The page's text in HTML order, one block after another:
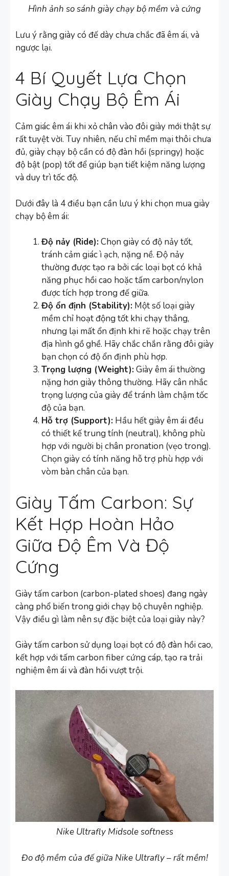
Hình ảnh so sánh giày chạy bộ mềm và cứng
Lưu ý rằng giày có đế dày chưa chắc đã êm ái, và
ngược lại.
4 Bí Quyết Lựa Chọn
Giày Chạy Bộ Êm Ái
Cảm giác êm ái khi xỏ chân vào đôi giày mới thật sự
rất tuyệt vời. Tuy nhiên, nếu chỉ mềm mại thôi chưa
đủ, giày chạy bộ cần có độ đàn hồi (springy) hoặc
độ bật (pop) tốt để giúp bạn tiết kiệm năng lượng
và duy trì tốc độ.
Dưới đây là 4 điều bạn cần lưu ý khi chọn mua giày
chạy bộ êm ái:
Độ nảy (Ride):Chọn giày có độ nảy tốt,
tránh cảm giác ì ạch, nặng nề. Độ nảy
thường được tạo ra bởi các loại bọt có khả
năng phục hồi cao hoặc tấm carbon/nylon
được tích hợp trong đế giữa.
Độ ổn định (Stability): Một số loại giày
mềm chỉ hoạt động tốt khi chạy thẳng,
nhưng lại mất ổn định khi rẽ hoặc chạy trên
địa hình gồ ghề. Hãy chắc chắn rằng đôi giày
bạn chọn có độ ổn định phù hợp.
Trọng lượng (Weight):Giày êm ái thường
nặng hơn giày thông thường. Hãy cân nhắc
trọng lượng của giày để tránh làm chậm tốc
độ của bạn.
Hỗ trợ (Support): Hầu hết giày êm ái đều
có thiết kế trung tính (neutral), không phù
hợp với người bị chân pronation (vẹo trong).
Chọn giày có tính năng hỗ trợ phù hợp với
vòm bàn chân của bạn.
Giày Tấm Carbon: Sự
Kết Hợp Hoàn Hảo
Giữa Độ Êm Và Độ
Cứng
Giày tấm carbon (carbon-plated shoes) đang ngày
càng phổ biến trong giới chạy bộ chuyên nghiệp.
Vậy điều gì làm nên sự đặc biệt của loại giày này?
Giày tấm carbon sử dụng loại bọt có độ đàn hồi cao,
kết hợp với tấm carbon fiber cứng cáp, tạo ra trải
nghiệm êm ái và đàn hồi vượt trội.
Nike Ultrafly Midsole softness
Đo độ mềm của đế giữa Nike Ultrafly – rất mềm!